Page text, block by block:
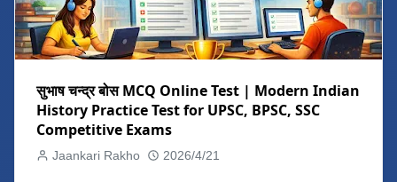
सुभाष चन्द्र बोस MCQ Online Test | Modern Indian
History Practice Test for UPSC, BPSC, SSC
Competitive Exams
Jaankari Rakho 2026/4/21